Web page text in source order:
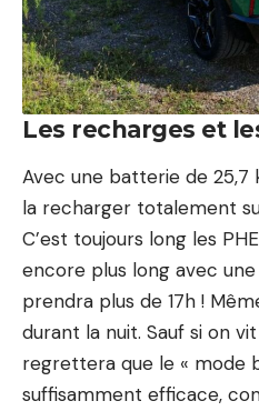
Les recharges et
Avec une batterie de 25,7
la recharger totalement
C’est toujours long les
encore plus long avec
prendra plus de 17h !
durant la nuit. Sauf si on
regrettera que le « mode
suffisamment efficace,